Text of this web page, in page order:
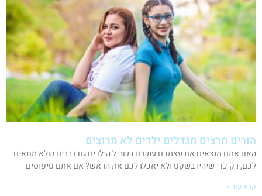
הורים מרצים מגדלים ילדים לא מרוצים
האם אתם מוצאים את עצמכם עושים בשביל הילדים גם דברים שלא מתאים
לכם, רק כדי שיהיו בשקט ולא יאכלו לכם את הראש? אם אתם טיפוסים
קרא עוד »